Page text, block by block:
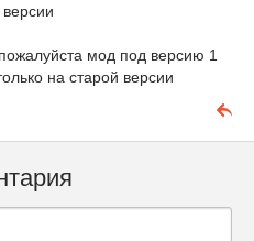
мод под версию 1
на старой версии